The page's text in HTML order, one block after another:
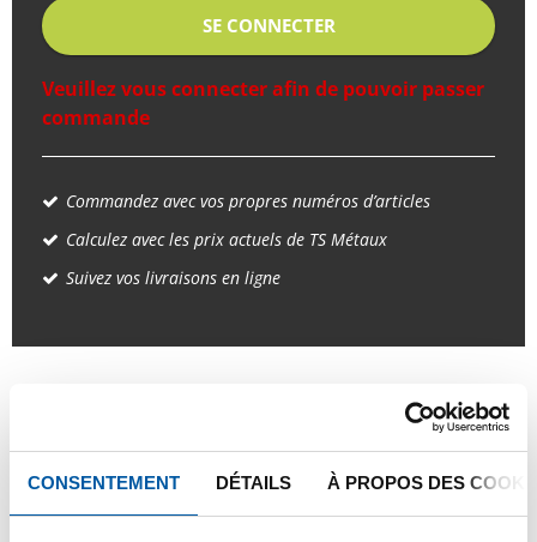
CONSENTEMENT DÉTAILS À PROPOS DES
SE CONNECTER
Veuillez vous connecter afin de pouvoir passer
commande
Commandez avec vos propres numéros d’articles
Calculez avec les prix actuels de TS Métaux
Suivez vos livraisons en ligne
LISTE DE PRIX BRUT
TÉLÉCHARGEMENTS